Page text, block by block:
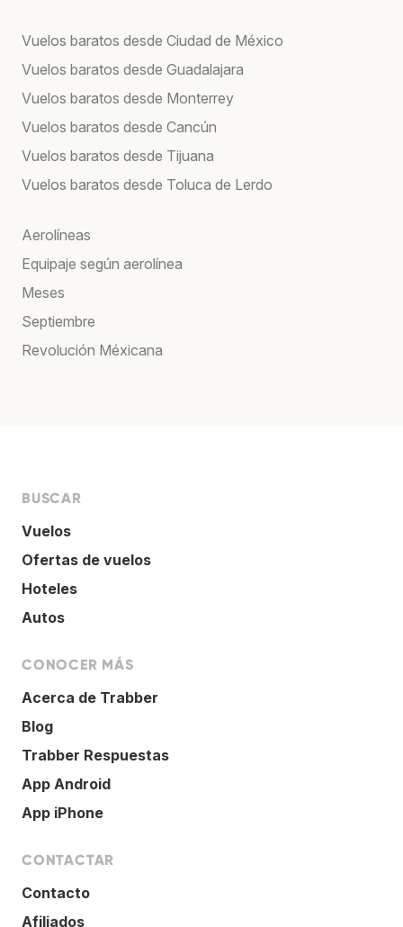
Vuelos baratos desde Ciudad de México
Vuelos baratos desde Guadalajara
Vuelos baratos desde Monterrey
Vuelos baratos desde Cancún
Vuelos baratos desde Tijuana
Vuelos baratos desde Toluca de Lerdo
Aerolíneas
Equipaje según aerolínea
Meses
Septiembre
Revolución Méxicana
BUSCAR
Vuelos
Ofertas de vuelos
Hoteles
Autos
CONOCER MÁS
Acerca de Trabber
Blog
Trabber Respuestas
App Android
App iPhone
CONTACTAR
Contacto
Afiliados